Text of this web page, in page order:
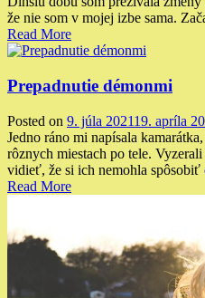
že nie som v mojej izbe sama.
Read More
Prepadnutie démonmi
Posted on 9. júla 202119. apríla
Jedno ráno mi napísala
rôznych miestach po tele.
vidieť, že si ich nemohla spôsobiť
Read More